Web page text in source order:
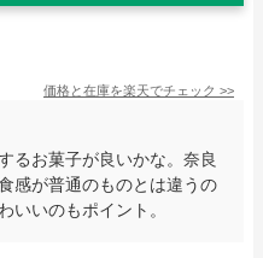
価格と在庫を楽天でチェック >>
るお菓子が良いかな。奈良
感が普通のものとは違うの
いいのもポイント。